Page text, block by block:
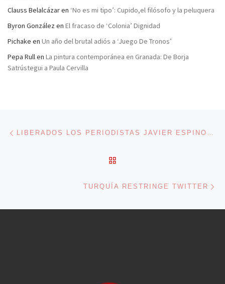
Clauss Belalcázaren ‘No es mi tipo’: Cupido,el filósofo y la peluquera
Byron González en El fracaso de ‘Colonia’ Dignidad
Pichake en Un año del brutal adiós a ‘Juego De Tronos’
Pepa Rullen La pintura contemporánea en Granada: De Borja
Satrústegui a Paula Cervilla
Navegación de entradas LIBERADOS LOS PERIODISTAS JAVIER ESPINOSA Y RICARDO VILANOVA TRAS SEIS MESES DE SECUESTRO
TURQUÍA RESTRINGE TWITTER